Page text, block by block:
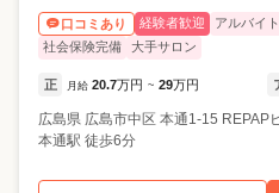
口コミあり 経験者歓迎 アルバイ
社会保険完備
大手サロン
正 月給 20.7万円 ~ 29万円
広島県 広島市中区 本通1-15 REPAP
本通駅 徒歩6分